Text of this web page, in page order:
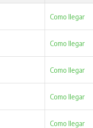
Como llegar
Como llegar
Como llegar
Como llegar
Como llegar